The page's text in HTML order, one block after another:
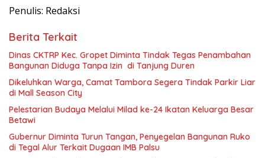
Penulis: Redaksi
Berita Terkait
Dinas CKTRP Kec. Gropet Diminta Tindak Tegas Penambahan
Bangunan Diduga Tanpa Izin di Tanjung Duren
Dikeluhkan Warga, Camat Tambora Segera Tindak Parkir Liar
di Mall Season City
Pelestarian Budaya Melalui Milad ke-24 Ikatan Keluarga Besar
Betawi
Gubernur Diminta Turun Tangan, Penyegelan Bangunan Ruko
di Tegal Alur Terkait Dugaan IMB Palsu